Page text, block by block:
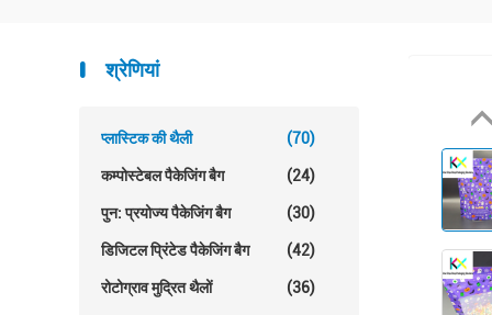
श्रेणियां
प्लास्टिक की थैली (70)
कम्पोस्टेबल पैकेजिंग बैग (24)
पुन: प्रयोज्य पैकेजिंग बैग (30)
डिजिटल प्रिंटेड पैकेजिंग बैग (42)
रोटोग्राव मुद्रित थैलों (36)